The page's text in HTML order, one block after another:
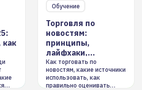
как
Обучение
Торговля по
новостям:
принципы,
лайфхаки,
инструменты
Как торговать по
новостям, какие источники
использовать, как
правильно оценивать